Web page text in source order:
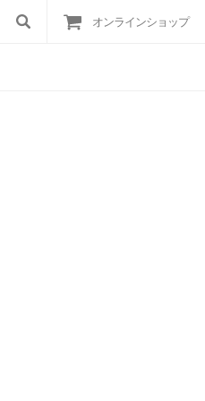
オンラインショップ